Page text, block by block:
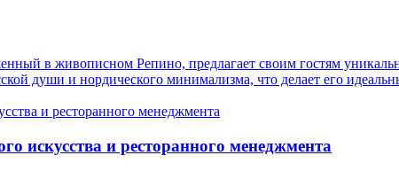
в живописном Репино, предлагает своим гостям
души и нордического минимализма, что делает его
искусства и ресторанного менеджмента